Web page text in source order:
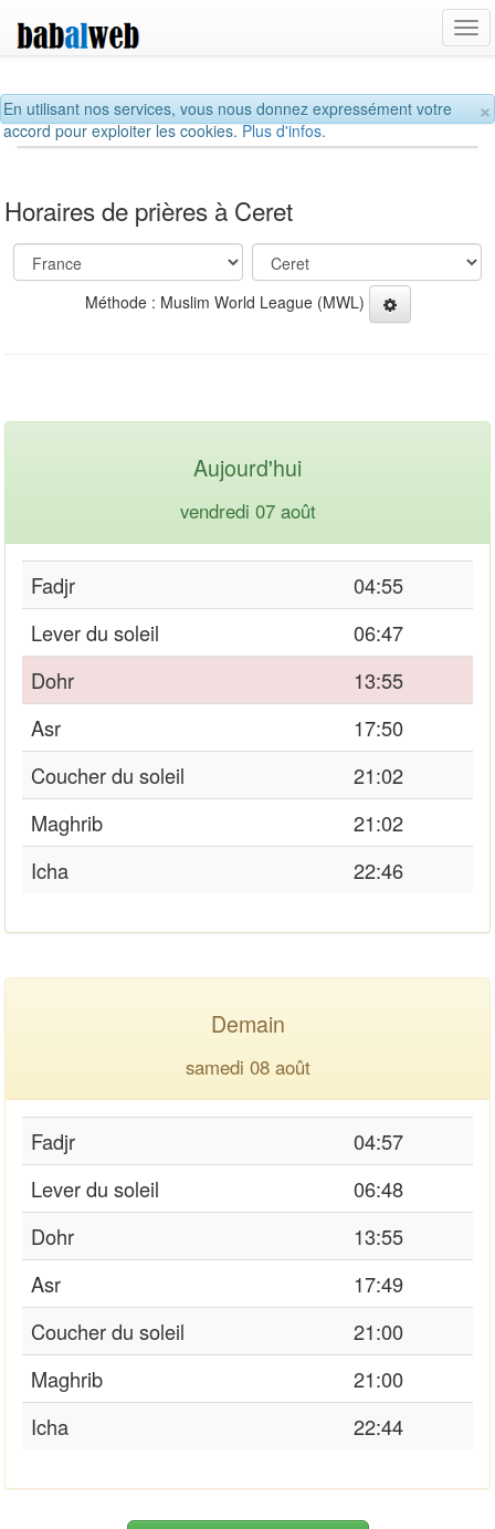
×
En utilisant nos services, vous nous donnez expressément votre
accord pour exploiter les cookies.Plus d'infos.
Horaires de prières à Ceret
Méthode : Muslim World League (MWL)
Aujourd'hui
vendredi 07 août
Fadjr
04:55
Lever du soleil
06:47
Dohr
13:55
Asr
17:50
Coucher du soleil
21:02
Maghrib
21:02
Icha
22:46
Demain
samedi 08 août
Fadjr
04:57
Lever du soleil
06:48
Dohr
13:55
Asr
17:49
Coucher du soleil
21:00
Maghrib
21:00
Icha
22:44